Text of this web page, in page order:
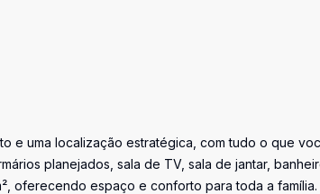
e uma localização estratégica, com tudo o que
planejados, sala de TV, sala de jantar,
oferecendo espaço e conforto para toda a